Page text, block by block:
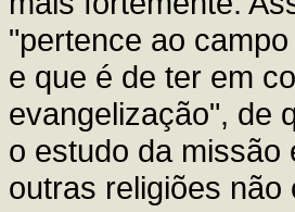
"pertence ao
e que é de ter em
evangelização", de
o estudo da missão
outras religiões não